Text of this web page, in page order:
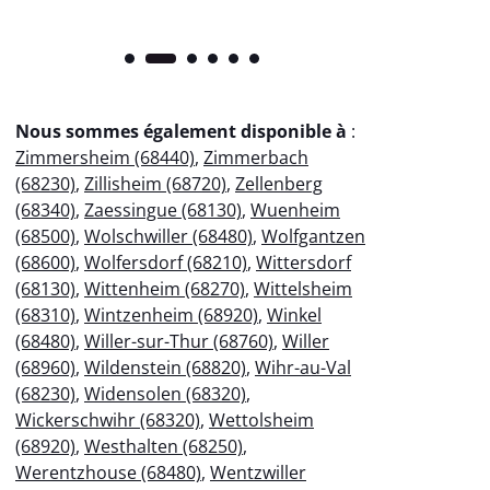
Nous sommes également disponible à :
Zimmersheim (68440), Zimmerbach
(68230), Zillisheim (68720), Zellenberg
(68340), Zaessingue (68130), Wuenheim
(68500), Wolschwiller (68480), Wolfgantzen
(68600), Wolfersdorf (68210), Wittersdorf
(68130), Wittenheim (68270), Wittelsheim
(68310), Wintzenheim (68920), Winkel
(68480), Willer-sur-Thur (68760), Willer
(68960), Wildenstein (68820), Wihr-au-Val
(68230), Widensolen (68320),
Wickerschwihr (68320), Wettolsheim
(68920), Westhalten (68250),
Werentzhouse (68480), Wentzwiller